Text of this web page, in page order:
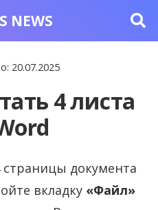
NEWS
20.07.2025
4 листа
документа
вкладку «Файл»